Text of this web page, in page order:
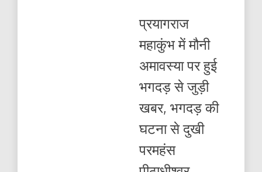
घटना
दुखी
पीठाधीश्वर
शिवयोगी
मौनी
ने
ली
भू
समाधि,
प्रयागराज
महाकुंभ में मौनी
अमावस्या पर हुई
भगदड़ से जुड़ी
खबर, भगदड़ की
घटना से दुखी
परमहंस